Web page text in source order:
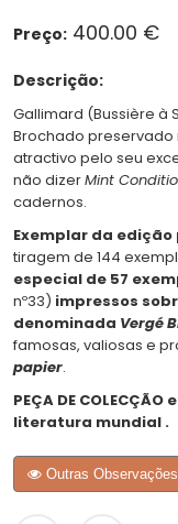
Preço: 400.00 €
Descrição:
Gallimard (Bussière à
Brochado preservado
atractivo pelo seu
não dizerMint
cadernos.
Exemplar da edição
tiragem de 144
especial de 57
nº33) impressos
denominada Vergé
famosas, valiosas e
papier.
PEÇA DE
literatura mundial .
Outras Observações